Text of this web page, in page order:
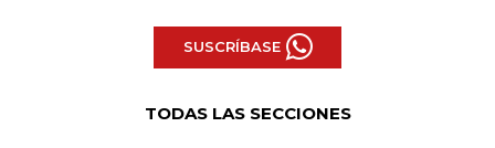
SUSCRÍBASE
TODAS LAS SECCIONES